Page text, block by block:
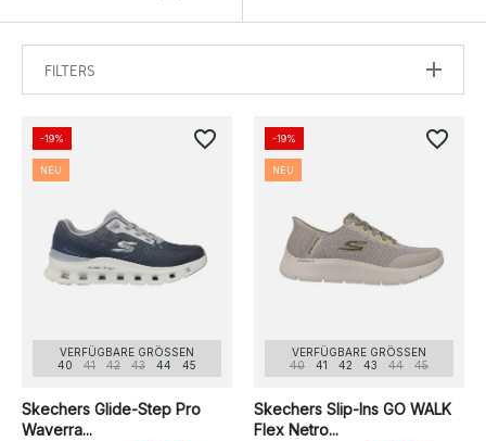
FILTERS
VERFÜGBARE GRÖSSEN
40
41 42 43 44 45
Skechers Glide-Step Pro
Waverra...
-19%
NEU
favorite_border
VERFÜGBARE GRÖSSEN
40
41 42 43 44 45
Skechers Slip-Ins GO WALK
Flex Netro...
-19%
NEU
favorite_border